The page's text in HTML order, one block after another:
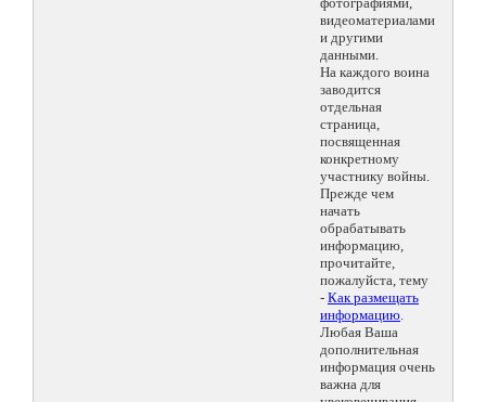
видеоматериалами
и другими
данными.
На каждого воина
заводится
отдельная
страница,
посвященная
конкретному
участнику войны.
Прежде чем
начать
обрабатывать
информацию,
прочитайте,
пожалуйста, тему
- Как размещать
информацию.
Любая Ваша
дополнительная
информация очень
важна для